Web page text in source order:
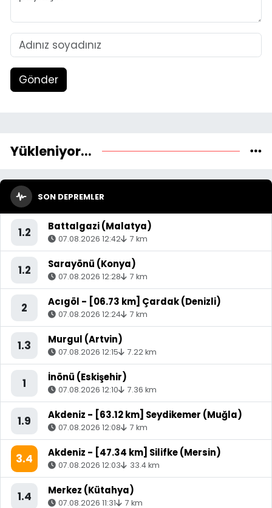
Gönder
Yükleniyor...
SON DEPREMLER
1.2 Battalgazi (Malatya)
07.08.2026 12:42 7 km
1.2 Sarayönü (Konya)
07.08.2026 12:28 7 km
2 Acıgöl - [06.73 km] Çardak (Denizli)
07.08.2026 12:24 7 km
1.3 Murgul (Artvin)
07.08.2026 12:15 7.22 km
1 İnönü (Eskişehir)
07.08.2026 12:10 7.36 km
1.9 Akdeniz - [63.12 km] Seydikemer (Muğla)
07.08.2026 12:08 7 km
3.4 Akdeniz - [47.34 km] Silifke (Mersin)
07.08.2026 12:03 33.4 km
1.4 Merkez (Kütahya)
07.08.2026 11:31 7 km